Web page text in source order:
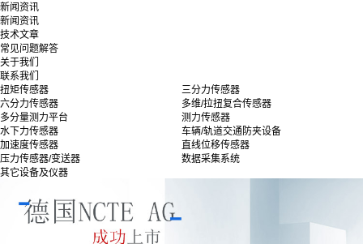
新闻资讯
新闻资讯
技术文章
常见问题解答
关于我们
联系我们
扭矩传感器
三分力传感器
六分力传感器
多维/拉扭复合传感器
多分量测力平台
测力传感器
水下力传感器
车辆/轨道交通防夹设备
加速度传感器
直线位移传感器
压力传感器/变送器
数据采集系统
其它设备及仪器